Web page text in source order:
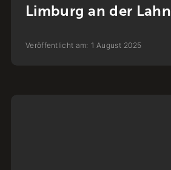
Limburg an der Lahn
Veröffentlicht am: 1 August 2025